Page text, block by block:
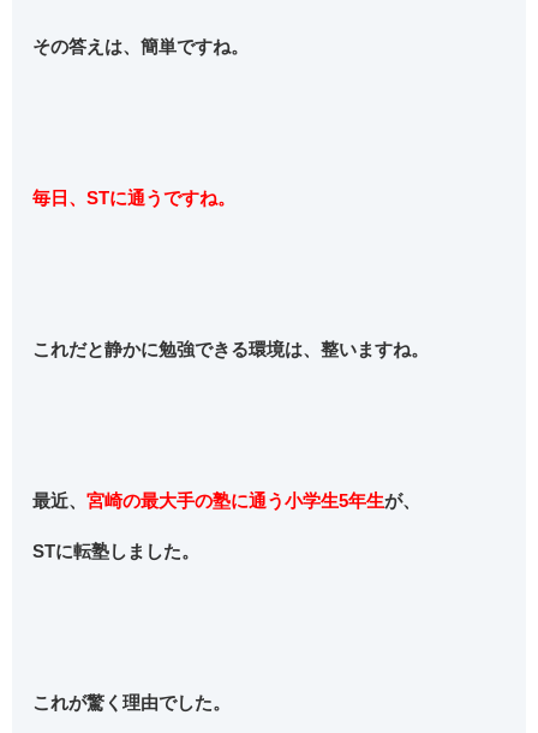
その答えは、簡単ですね。
毎日、STに通うですね。
これだと静かに勉強できる環境は、整いますね。
最近、宮崎の最大手の塾に通う小学生5年生が、
STに転塾しました。
これが驚く理由でした。